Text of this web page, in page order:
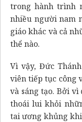
trong hành trình
nhiều người nam
giáo khác và cả
thể nào.
Vì vậy, Đức
viên tiếp tục công
và sáng tạo. Bởi
thoái lui khỏi
tai ương khủng